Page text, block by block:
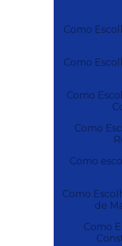
Como
Como
Como
Como
Como
Como
de
Como